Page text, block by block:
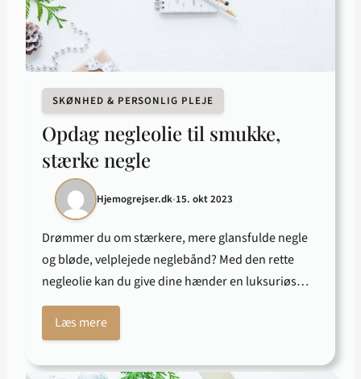
SKØNHED & PERSONLIG PLEJE
Opdag negleolie til smukke,
stærke negle
Hjemogrejser.dk•15. okt 2023
Drømmer du om stærkere, mere glansfulde negle
og bløde, velplejede neglebånd? Med den rette
negleolie kan du give dine hænder en luksuriøs…
Læs mere